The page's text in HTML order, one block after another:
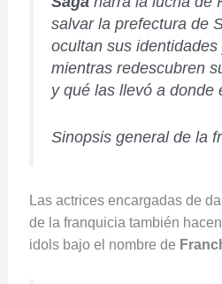
salvar la prefectura de
ocultan sus
mientras redescubren
y qué las llevó a donde
Sinopsis general de la
Las actrices encargadas de
de la franquicia también
idols bajo el nombre de